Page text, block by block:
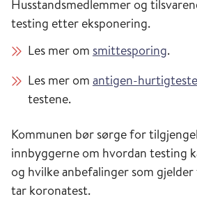
Husstandsmedlemmer og
testing etter eksponering.
Les mer om smittesporing.
Les mer om antigen-
testene.
Kommunen bør sørge for
innbyggerne om hvordan testing
og hvilke anbefalinger som
tar koronatest.